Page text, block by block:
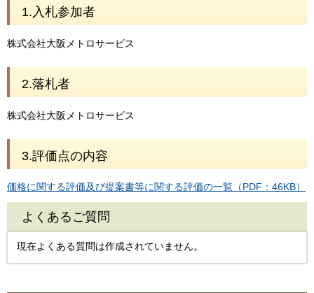
1.入札参加者
株式会社大阪メトロサービス
2.落札者
株式会社大阪メトロサービス
3.評価点の内容
価格に関する評価及び提案書等に関する評価の一覧（PDF：46KB）
よくあるご質問
現在よくある質問は作成されていません。